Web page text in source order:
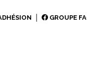
GROUPE